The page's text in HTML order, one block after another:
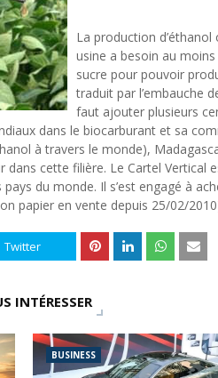
La production
usine a besoin au
sucre pour pouvoir
traduit par l’embauche
faut ajouter plusieurs
dans le biocarburant et sa
à travers le monde),
cette filière. Le Cartel Vertical
du monde. Il s’est engagé à
papier en vente depuis 25/02/
Twitter
INTÉRESSER
BUSINESS